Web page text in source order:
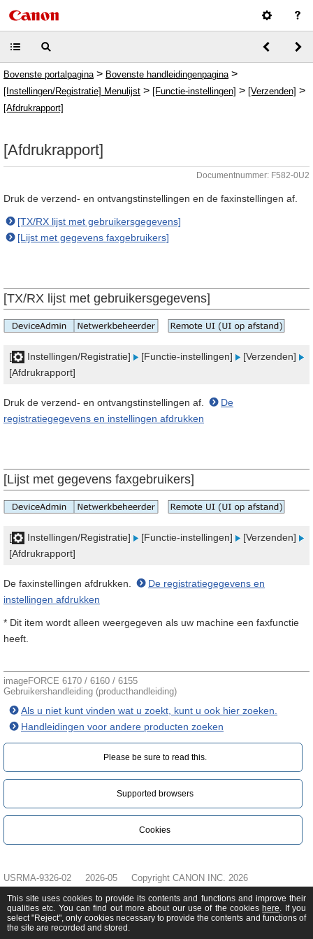
Bovenste portalpagina > Bovenste handleidingenpagina >
[Instellingen/Registratie] Menulijst > [Functie-instellingen] > [Verzenden] >
[Afdrukrapport]
[Afdrukrapport]
Documentnummer: F582-0U2
Druk de verzend- en ontvangstinstellingen en de faxinstellingen af.
[TX/RX lijst met gebruikersgegevens]
[Lijst met gegevens faxgebruikers]
[TX/RX lijst met gebruikersgegevens]
[ Instellingen/Registratie] [Functie-instellingen]
[Verzenden]
[Afdrukrapport]
Druk de verzend- en ontvangstinstellingen af.
De
registratiegegevens en instellingen afdrukken
[Lijst met gegevens faxgebruikers]
[ Instellingen/Registratie] [Functie-instellingen]
[Verzenden]
[Afdrukrapport]
De faxinstellingen afdrukken.
De registratiegegevens en
instellingen afdrukken
* Dit item wordt alleen weergegeven als uw machine een faxfunctie
heeft.
imageFORCE 6170 / 6160 / 6155
Gebruikershandleiding (producthandleiding)
Als u niet kunt vinden wat u zoekt, kunt u ook hier zoeken.
Handleidingen voor andere producten zoeken
Please be sure to read this.‎
Supported browsers
Cookies
USRMA-9326-02 2026-05 Copyright CANON INC. 2026
This site uses cookies to provide its contents and functions and improve their
qualities etc. You can find out more about our use of the cookies here. If you
select "Reject", only cookies necessary to provide the contents and functions of
the site are recorded and stored.